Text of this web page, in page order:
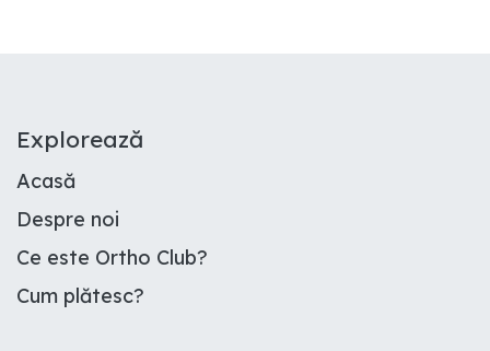
E​xplorează
Acasă
Despre noi
Ce este Ortho Club?
Cum plătesc?